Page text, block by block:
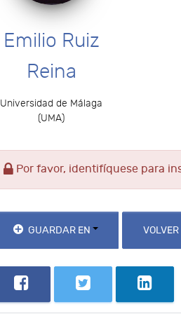
Emilio Ruiz
Reina
Universidad de Málaga
(UMA)
Por favor, identifíquese para
GUARDAR EN VOLVER